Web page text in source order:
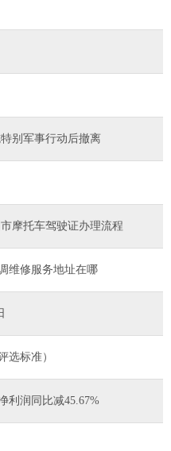
别军事行动后撤离
摩托车驾驶证办理流程
维修服务地址在哪
选标准）
利润同比减45.67%